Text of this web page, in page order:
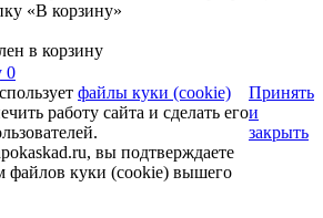
«В корзину»
в корзину
0
файлы куки (cookie)
работу сайта и сделать его
вы подтверждаете
файлов куки (cookie) вышего
Принять
и
закрыть